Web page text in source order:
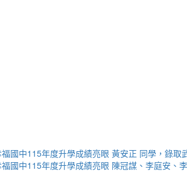
國中115年度升學成績亮眼 黃安正 同學，錄取
國中115年度升學成績亮眼 陳冠謀、李庭安、